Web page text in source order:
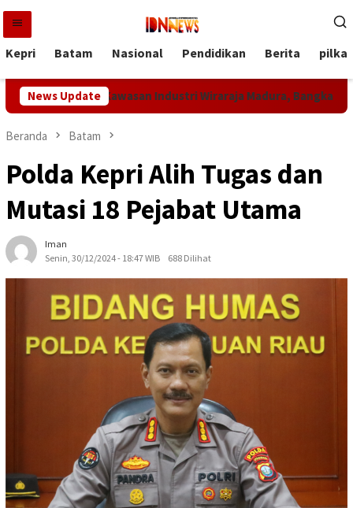
Loncat
konten
Kepri Batam Nasional Pendidikan Berita
News Update
MoU Kawasan Industri Wiraraja Madura, Bangkalan Siap
Beranda Batam
Polda Kepri Alih Tugas dan
Mutasi 18 Pejabat Utama
Iman
Senin, 30/12/2024 - 18:47 WIB
688 Dilihat